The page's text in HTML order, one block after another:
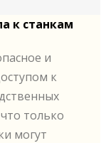
к станкам
и
к
только
могут